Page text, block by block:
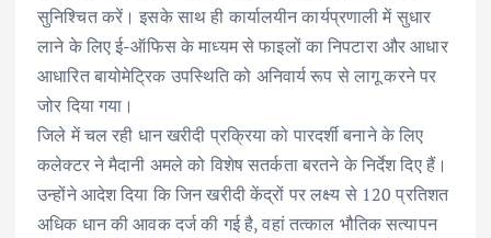
सुनिश्चित करें। इसके साथ ही कार्यालयीन कार्यप्रणाली में सुधार
लाने के लिए ई-ऑफिस के माध्यम से फाइलों का निपटारा और आधार
आधारित बायोमेट्रिक उपस्थिति को अनिवार्य रूप से लागू करने पर
जोर दिया गया।
जिले में चल रही धान खरीदी प्रक्रिया को पारदर्शी बनाने के लिए
कलेक्टर ने मैदानी अमले को विशेष सतर्कता बरतने के निर्देश दिए हैं।
उन्होंने आदेश दिया कि जिन खरीदी केंद्रों पर लक्ष्य से 120 प्रतिशत
अधिक धान की आवक दर्ज की गई है, वहां तत्काल भौतिक सत्यापन